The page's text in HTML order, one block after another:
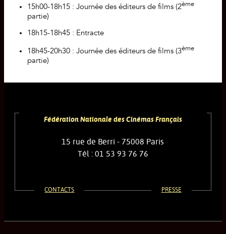
15h00-18h15 : Journée des éditeurs de films (2ème
partie)
18h15-18h45 : Entracte
18h45-20h30 : Journée des éditeurs de films (3ème
partie)
Fédération Nationale des Cinémas Français
15 rue de Berri - 75008 Paris
Tél : 01 53 93 76 76
CONTACTS PRESSE